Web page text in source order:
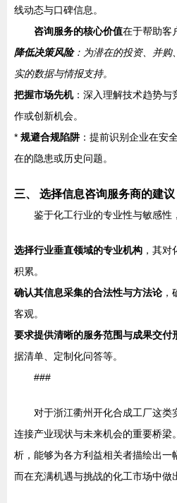
线动态与口碑信息。
咨询服务的核心价值在于帮助客
降低决策风险：为潜在的投资、并购
实的数据与情报支持。
把握市场先机：深入理解技术趋势与
作或创新机会。
* 规避合规陷阱：提前识别企业在安
在的隐患或历史问题。
三、 选择信息咨询服务商的建议
鉴于化工行业的专业性与敏感性
选择行业垂直领域的专业机构 ，其
积累。
确认其信息采集的合法性与方法论
客观。
要求提供清晰的服务范围与成果交付
据清单、定制化问答等。
###
对于浙江衢州开化合成工厂这类
连接产业现状与未来机会的重要桥梁
析，能够为各方利益相关者描绘出一
而在充满机遇与挑战的化工市场中做